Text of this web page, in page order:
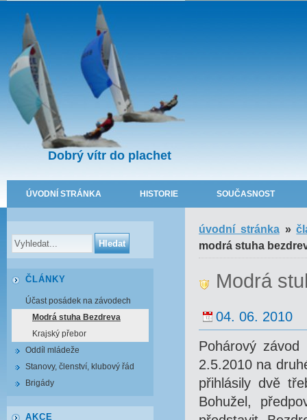
Dobrý vítr do plachet
ÚVODNÍ STRÁNKA HISTORIE SOUČASNOST
úvodní stránka»
modrá stuha
Modrá
04. 06. 2010
Pohárový
2.5.2010 na
přihlásily dvě
Bohužel,
ČLÁNKY
Účast posádek na závodech
Modrá stuha Bezdreva
Krajský přebor
Oddíl mládeže
Stanovy, členství, klubový řád
Brigády
AKCE